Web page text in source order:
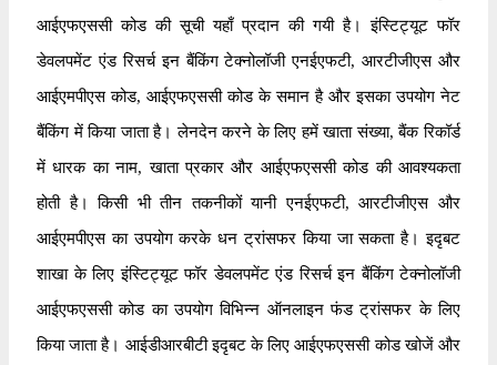
आईएफएससी कोड की सूची यहाँ प्रदान की गयी है। इंस्टिट्यूट फॉर
डेवलपमेंट एंड रिसर्च इन बैंकिंग टेक्नोलॉजी एनईएफटी, आरटीजीएस और
आईएमपीएस कोड, आईएफएससी कोड के समान है और इसका उपयोग नेट
बैंकिंग में किया जाता है। लेनदेन करने के लिए हमें खाता संख्या, बैंक रिकॉर्ड
में धारक का नाम, खाता प्रकार और आईएफएससी कोड की आवश्यकता
होती है। किसी भी तीन तकनीकों यानी एनईएफटी, आरटीजीएस और
आईएमपीएस का उपयोग करके धन ट्रांसफर किया जा सकता है। इदृबट
शाखा के लिए इंस्टिट्यूट फॉर डेवलपमेंट एंड रिसर्च इन बैंकिंग टेक्नोलॉजी
आईएफएससी कोड का उपयोग विभिन्न ऑनलाइन फंड ट्रांसफर के लिए
किया जाता है। आईडीआरबीटी इदृबट के लिए आईएफएससी कोड खोजें और